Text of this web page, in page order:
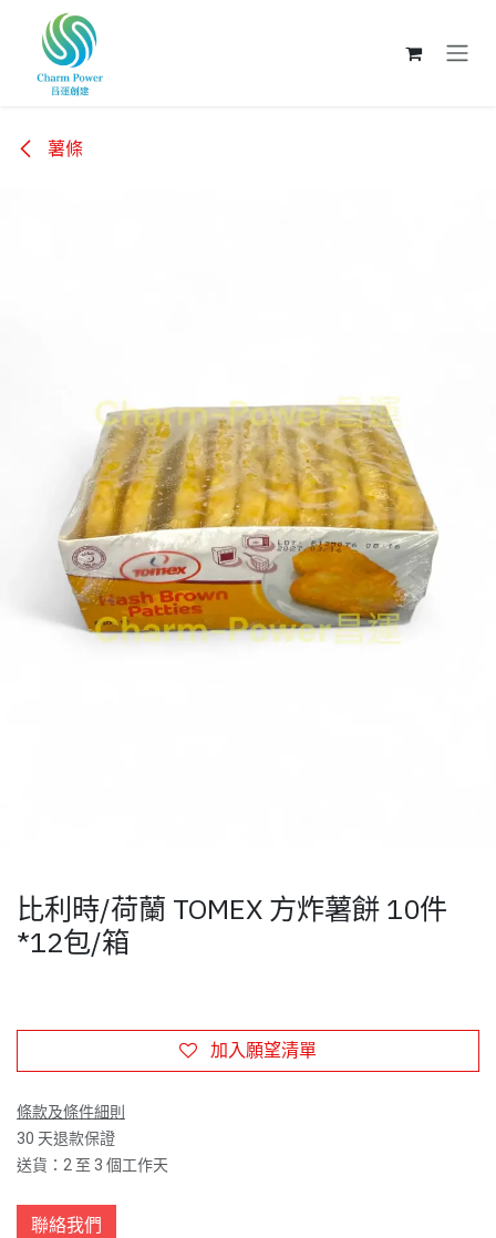
跳至內容
薯條
比利時/荷蘭 TOMEX 方炸薯餅 10件
*12包/箱
加入願望清單
條款及條件細則
30 天退款保證
送貨：2 至 3 個工作天
聯絡我們